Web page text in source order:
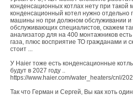
конденсационных котлах нету при такой
конденсационный котел нужно отдельно
машины но при должном обслуживании и
обслуживающих специалистов, скажем
анализатор для на 400 монтажников
газа, плюс восприятие ТО гражданами и
стоит ...
У Haier тоже есть конденсационные
будут в 2027 году ..
https://www.haier.com/water_heaters/cnl/
Так что Герман и Сергей, Вы как хоть